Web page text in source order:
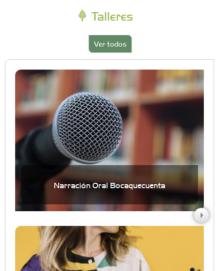
Talleres
Ver todos
Narración Oral Bocaquecuenta